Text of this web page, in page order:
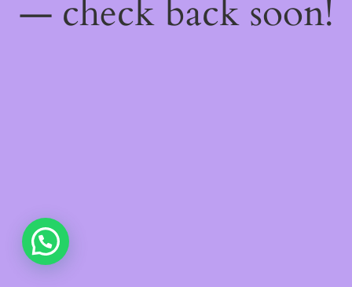
— check back soon!